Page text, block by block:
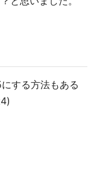
する方法もある